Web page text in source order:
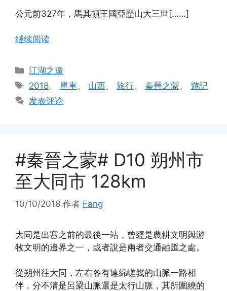
公元前327年，馬其頓王國亞歷山大三世[……]
继续阅读
分
类
江湖之遠
标
签
2018、單車、 山西、旅行、秦晉之蒙、遊記
发表评论
#秦晉之蒙# D10 朔州市
至大同市 128km
10/10/2018 作者 Fang
大同是出塞之前的最後一站，曾經是農耕文明與游
牧文明的邊界之一，或者說是兩者交通融匯之處。
從朔州往大同，左右各有連綿嵯峩的山脈一路相
伴，分不清是呂梁山脈還是太行山脈，其所圍繞的